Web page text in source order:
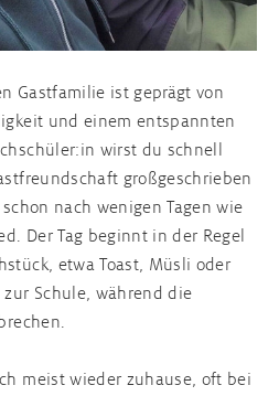
Gastfamilie ist geprägt von
und einem entspannten
wirst du schnell
großgeschrieben
nach wenigen Tagen wie
Der Tag beginnt in der Regel
etwa Toast, Müsli oder
zur Schule, während die
meist wieder zuhause, oft bei